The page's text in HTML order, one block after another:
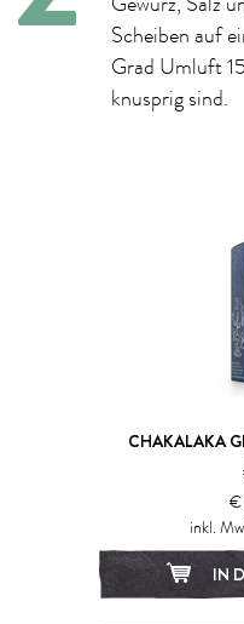
Scheiben auf
Grad Umluft
knusprig sind.
CHAKALAKA
€
inkl.
IN